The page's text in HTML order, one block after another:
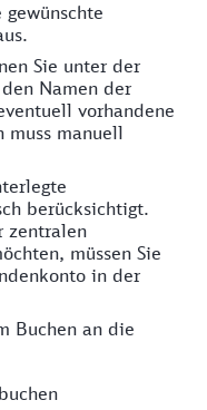
Sie unter der
Namen der
vorhandene
muss manuell
berücksichtigt.
zentralen
müssen Sie
in der
Buchen an die